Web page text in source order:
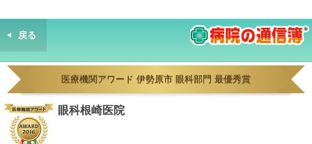
戻る
医療機関アワード 伊勢原市 眼科部門 最優秀賞
眼科根崎医院